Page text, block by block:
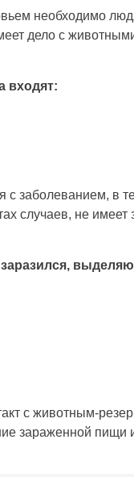
необходимо
дело с
входят:
с заболеванием, в
случаев, не имеет
с животным-
зараженной пищи